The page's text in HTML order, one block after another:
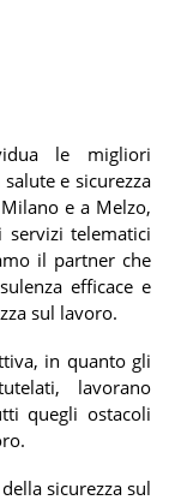
le migliori
e sicurezza
e a Melzo,
telematici
il partner che
efficace e
sul lavoro.
in quanto gli
lavorano
quegli ostacoli
sicurezza sul